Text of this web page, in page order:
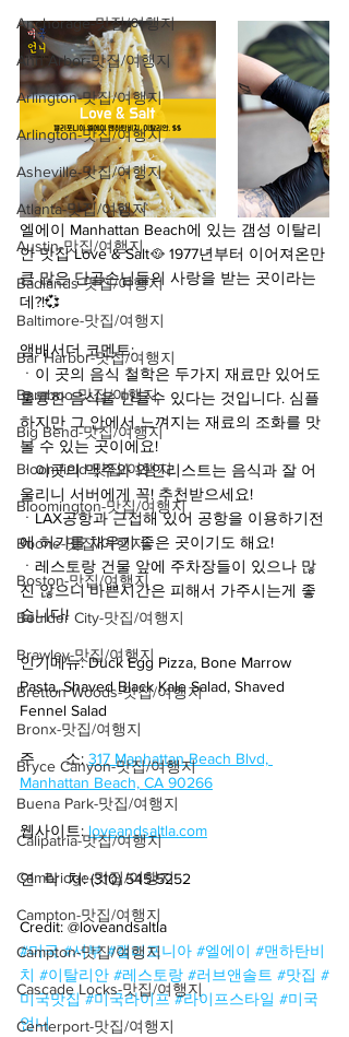
Anchorage-맛집/여행지
Ann Arbor-맛집/여행지
Arlington-맛집/여행지
Arlington-맛집/여행지
Asheville-맛집/여행지
Atlanta-맛집/여행지
Austin-맛집/여행지
Badlands-맛집/여행지
Baltimore-맛집/여행지
Bar Harbor-맛집/여행지
Baraboo-맛집/여행지
Big Bend-맛집/여행지
Bloomfield-맛집/여행지
Bloomington-맛집/여행지
Boone-맛집/여행지
Boston-맛집/여행지
Boulder City-맛집/여행지
Brawley-맛집/여행지
Bretton Woods-맛집/여행지
Bronx-맛집/여행지
Bryce Canyon-맛집/여행지
Buena Park-맛집/여행지
Calipatria-맛집/여행지
Cambridge-맛집/여행지
Campton-맛집/여행지
Campton-맛집/여행지
Cascade Locks-맛집/여행지
Centerport-맛집/여행지
엘에이 Manhattan Beach에 있는 갬성 이탈리
안 맛집 Love & Salt🥘 1977년부터 이어져온만
큼 많은 단골손님들의 사랑을 받는 곳이라는
데?!💞
앰배서더 코멘트:
ㆍ이 곳의 음식 철학은 두가지 재료만 있어도
훌륭한 음식을 만들수 있다는 것입니다. 심플
하지만 그 안에서 느껴지는 재료의 조화를 맛
볼 수 있는 곳이에요!
ㆍ이곳의 맥주와 와인리스트는 음식과 잘 어
울리니 서버에게 꼭! 추천받으세요!
ㆍLAX공항과 근접해 있어 공항을 이용하기전
에 허기를 채우기 좋은 곳이기도 해요!
ㆍ레스토랑 건물 앞에 주차장들이 있으나 많
진 않으니 바쁜시간은 피해서 가주시는게 좋
습니다!
인기메뉴: Duck Egg Pizza, Bone Marrow
Pasta, Shaved Black Kale Salad, Shaved
Fennel Salad
주       소: 317 Manhattan Beach Blvd,
Manhattan Beach, CA 90266
웹사이트: loveandsaltla.com
연  락  처: (310) 545-5252
Credit: @loveandsaltla
#미국 #서부 #캘리포니아 #엘에이 #맨하탄비
치 #이탈리안 #레스토랑 #러브앤솔트 #맛집 #
미국맛집 #미국라이프 #라이프스타일 #미국
언니